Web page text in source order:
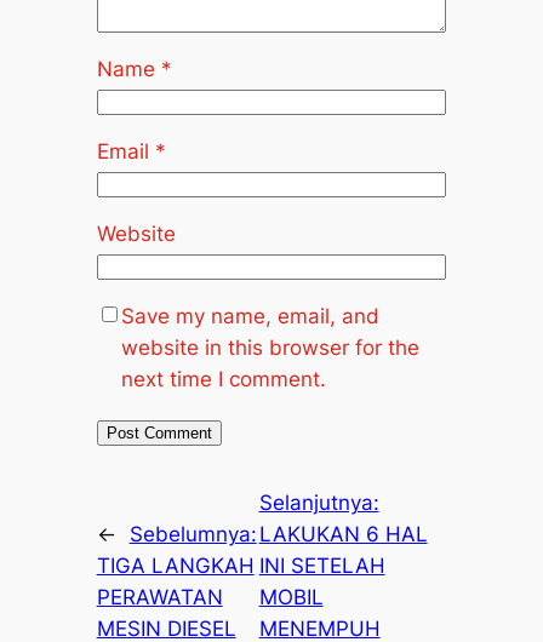
Name *
Email *
Website
Save my name, email, and
website in this browser for the
next time I comment.
←
Sebelumnya:
TIGA LANGKAH
PERAWATAN
MESIN DIESEL
Selanjutnya:
LAKUKAN 6 HAL
INI SETELAH
MOBIL
MENEMPUH